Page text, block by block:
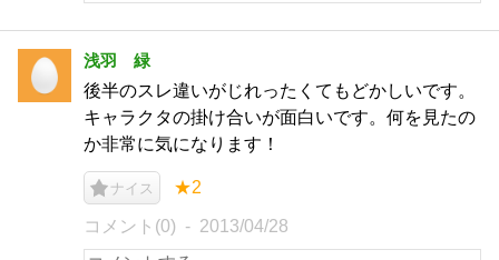
浅羽 緑
後半のスレ違いがじれったくてもどかしいです。
キャラクタの掛け合いが面白いです。何を見たの
か非常に気になります！
ナイス ★2
コメント(0) 2013/04/28